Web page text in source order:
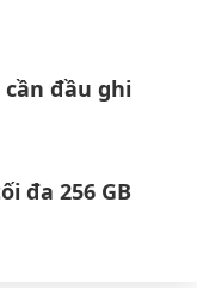
đầu ghi
đa 256 GB